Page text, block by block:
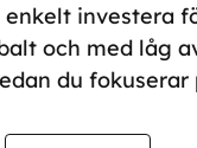
enkelt investera
och med låg
du